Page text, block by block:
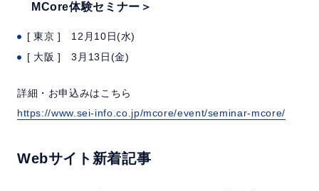
MCore体験セミナー＞
[ 東京 ] 12月10日(水)
[ 大阪 ] 3月13日(金)
詳細・お申込みはこちら
https://www.sei-info.co.jp/mcore/event/seminar-mcore/
Webサイト新着記事